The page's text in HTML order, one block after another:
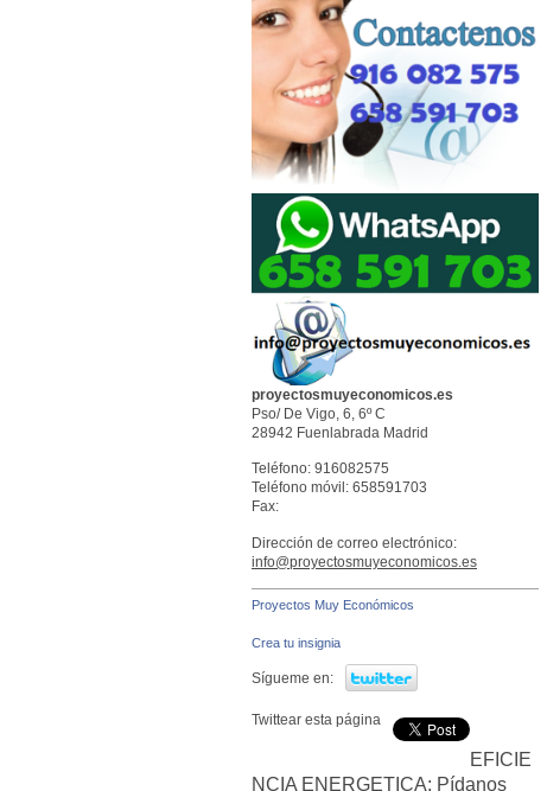
proyectosmuyeconomicos.es
Pso/ De Vigo, 6, 6º C
28942 Fuenlabrada Madrid
Teléfono: 916082575
Teléfono móvil: 658591703
Fax:
Dirección de correo electrónico:
info@proyectosmuyeconomicos.es
Proyectos Muy Económicos
Crea tu insignia
Sígueme en:
Twittear esta página
EFICIE
NCIA ENERGETICA: Pídanos